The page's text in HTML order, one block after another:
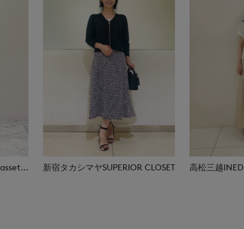
日本橋高島屋M Maglie le cassetto 新宿タカシマヤSUPERIOR CLOSET 高松三越INED